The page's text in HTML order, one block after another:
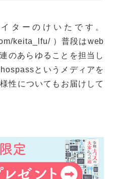
ターのけいたです。
keita_lfu/）普段はweb
のあらゆることを担当し
というメディアを
性についてもお届けして